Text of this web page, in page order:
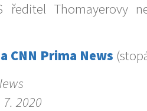
ředitel Thomayerovy
CNN Prima News
2020